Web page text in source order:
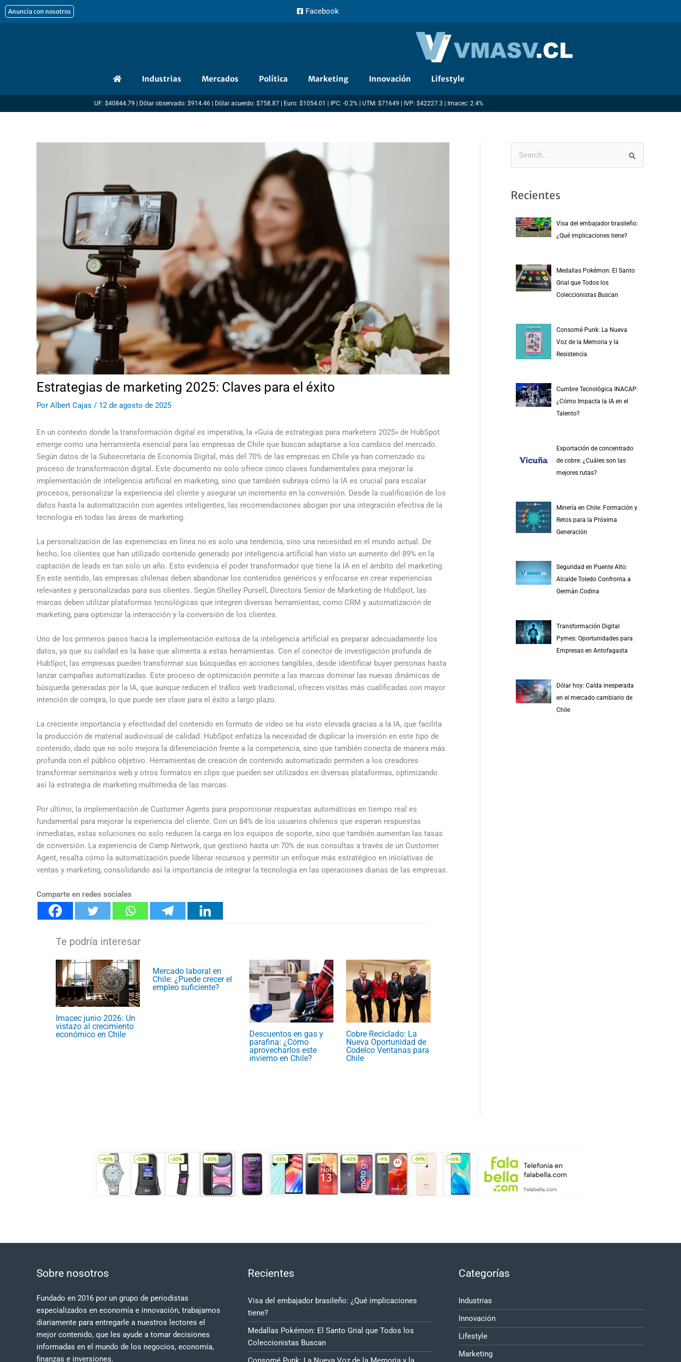
al
Anuncia con nosotros Facebook
Industrias Mercados Política Marketing Innovación Lifestyle
UF: $40844.79 | Dólar observado: $914.46 | Dólar acuerdo: $758.87 | Euro: $1054.01 | IPC: -0.2% | UTM: $71649 | IVP: $42227.3 | Imacec: 2.4%
Estrategias de marketing 2025: Claves para el éxito
Por Albert Cajas / 12 de agosto de 2025
En un contexto donde la transformación digital es imperativa, la «Guía de estrategias para marketers 2025» de HubSpot
emerge como una herramienta esencial para las empresas de Chile que buscan adaptarse a los cambios del mercado.
Según datos de la Subsecretaría de Economía Digital, más del 70% de las empresas en Chile ya han comenzado su
proceso de transformación digital. Este documento no solo ofrece cinco claves fundamentales para mejorar la
implementación de inteligencia artificial en marketing, sino que también subraya cómo la IA es crucial para escalar
procesos, personalizar la experiencia del cliente y asegurar un incremento en la conversión. Desde la cualificación de los
datos hasta la automatización con agentes inteligentes, las recomendaciones abogan por una integración efectiva de la
tecnología en todas las áreas de marketing.
La personalización de las experiencias en línea no es solo una tendencia, sino una necesidad en el mundo actual. De
hecho, los clientes que han utilizado contenido generado por inteligencia artificial han visto un aumento del 89% en la
captación de leads en tan solo un año. Esto evidencia el poder transformador que tiene la IA en el ámbito del marketing.
En este sentido, las empresas chilenas deben abandonar los contenidos genéricos y enfocarse en crear experiencias
relevantes y personalizadas para sus clientes. Según Shelley Pursell, Directora Senior de Marketing de HubSpot, las
marcas deben utilizar plataformas tecnológicas que integren diversas herramientas, como CRM y automatización de
marketing, para optimizar la interacción y la conversión de los clientes.
Uno de los primeros pasos hacia la implementación exitosa de la inteligencia artificial es preparar adecuadamente los
datos, ya que su calidad es la base que alimenta a estas herramientas. Con el conector de investigación profunda de
HubSpot, las empresas pueden transformar sus búsquedas en acciones tangibles, desde identificar buyer personas hasta
lanzar campañas automatizadas. Este proceso de optimización permite a las marcas dominar las nuevas dinámicas de
búsqueda generadas por la IA, que aunque reducen el tráfico web tradicional, ofrecen visitas más cualificadas con mayor
intención de compra, lo que puede ser clave para el éxito a largo plazo.
La creciente importancia y efectividad del contenido en formato de vídeo se ha visto elevada gracias a la IA, que facilita
la producción de material audiovisual de calidad. HubSpot enfatiza la necesidad de duplicar la inversión en este tipo de
contenido, dado que no solo mejora la diferenciación frente a la competencia, sino que también conecta de manera más
profunda con el público objetivo. Herramientas de creación de contenido automatizado permiten a los creadores
transformar seminarios web y otros formatos en clips que pueden ser utilizados en diversas plataformas, optimizando
así la estrategia de marketing multimedia de las marcas.
Por último, la implementación de Customer Agents para proporcionar respuestas automáticas en tiempo real es
fundamental para mejorar la experiencia del cliente. Con un 84% de los usuarios chilenos que esperan respuestas
inmediatas, estas soluciones no solo reducen la carga en los equipos de soporte, sino que también aumentan las tasas
de conversión. La experiencia de Camp Network, que gestionó hasta un 70% de sus consultas a través de un Customer
Agent, resalta cómo la automatización puede liberar recursos y permitir un enfoque más estratégico en iniciativas de
ventas y marketing, consolidando así la importancia de integrar la tecnología en las operaciones diarias de las empresas.
Comparte en redes sociales
Imacec junio 2026: Un
vistazo al crecimiento
económico en Chile
Mercado laboral en
Chile: ¿Puede crecer el
empleo suficiente?
Descuentos en gas y
parafina: ¿Cómo
aprovecharlos este
invierno en Chile?
Cobre Reciclado: La
Nueva Oportunidad de
Codelco Ventanas para
Chile
Recientes
Visa del embajador brasileño:
¿Qué implicaciones tiene?
Medallas Pokémon: El Santo
Grial que Todos los
Coleccionistas Buscan
Consomé Punk: La Nueva
Voz de la Memoria y la
Resistencia
Cumbre Tecnológica INACAP:
¿Cómo Impacta la IA en el
Talento?
Exportación de concentrado
de cobre: ¿Cuáles son las
mejores rutas?
Minería en Chile: Formación y
Retos para la Próxima
Generación
Seguridad en Puente Alto:
Alcalde Toledo Confronta a
Germán Codina
Transformación Digital
Pymes: Oportunidades para
Empresas en Antofagasta
Dólar hoy: Caída inesperada
en el mercado cambiario de
Chile
Sobre nosotros
Fundado en 2016 por un grupo de periodistas
especializados en economía e innovación, trabajamos
diariamente para entregarle a nuestros lectores el
mejor contenido, que les ayude a tomar decisiones
informadas en el mundo de los negocios, economía,
finanzas e inversiones.
Recientes
Visa del embajador brasileño: ¿Qué implicaciones
tiene?
Medallas Pokémon: El Santo Grial que Todos los
Coleccionistas Buscan
Categorías
Industrias
Innovación
Lifestyle
Marketing